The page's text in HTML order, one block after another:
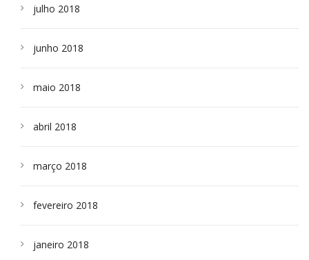
julho 2018
junho 2018
maio 2018
abril 2018
março 2018
fevereiro 2018
janeiro 2018